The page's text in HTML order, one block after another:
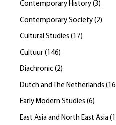
Contemporary History (3)
Contemporary Society (2)
Cultural Studies (17)
Cultuur ( 146)
Diachronic (2)
Dutch and The Netherlands ( 16
Early Modern Studies (6)
East Asia and North East Asia ( 1